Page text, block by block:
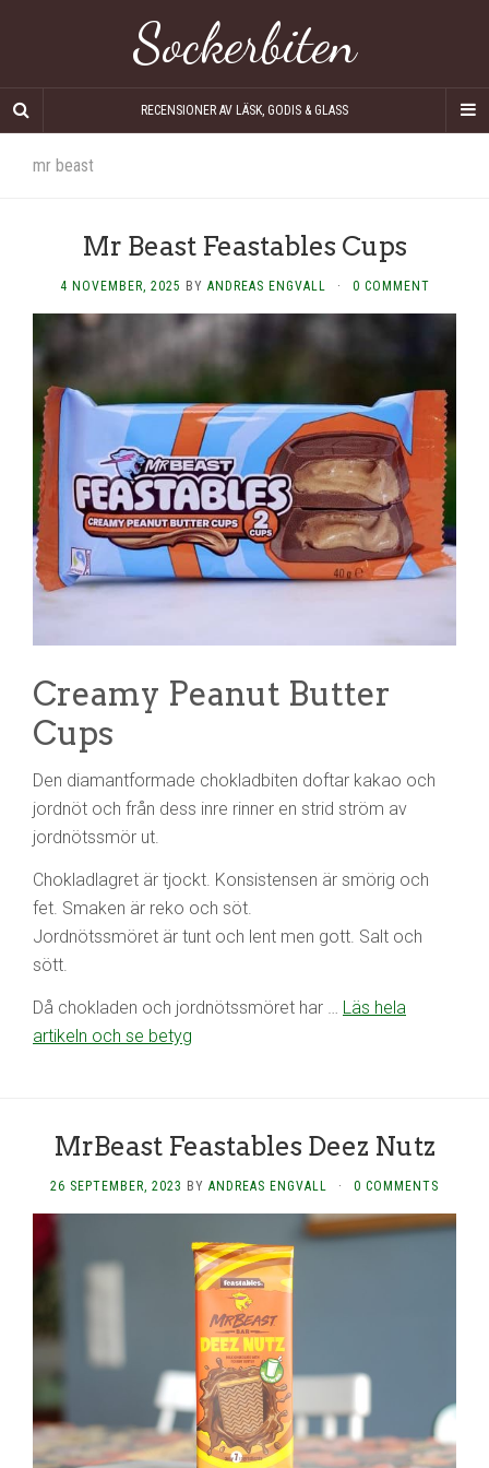
Sockerbiten
RECENSIONER AV LÄSK, GODIS & GLASS
mr beast
Mr Beast Feastables Cups
4 NOVEMBER, 2025 BY ANDREAS ENGVALL · 0 COMMENT
Creamy Peanut Butter
Cups
Den diamantformade chokladbiten doftar kakao och
jordnöt och från dess inre rinner en strid ström av
jordnötssmör ut.
Chokladlagret är tjockt. Konsistensen är smörig och
fet. Smaken är reko och söt.
Jordnötssmöret är tunt och lent men gott. Salt och
sött.
Då chokladen och jordnötssmöret har … Läs hela
artikeln och se betyg
MrBeast Feastables Deez Nutz
26 SEPTEMBER, 2023 BY ANDREAS ENGVALL · 0 COMMENTS